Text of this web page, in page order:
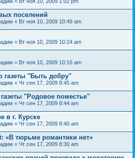
поселений
« Вт ноя 10, 2009 10:49 am
« Вт ноя 10, 2009 10:24 am
« Вт ноя 10, 2009 10:16 am
газеты "Быть добру"
« Чт сен 17, 2009 8:45 am
"Родовое поместье"
« Чт сен 17, 2009 8:44 am
в г. Курске
« Чт сен 17, 2009 8:40 am
«В тюрьме романтики нет»
« Чт сен 17, 2009 8:30 am